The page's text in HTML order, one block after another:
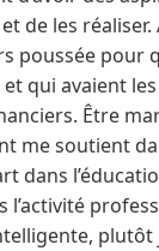
de les
poussée pour
et qui avaient
Être
me soutient
dans
l’activité
plutôt